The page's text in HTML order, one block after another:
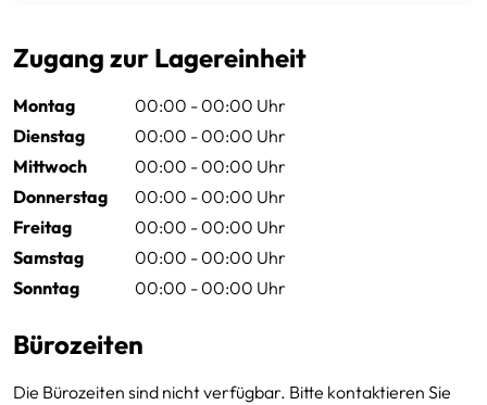
Zugang zur Lagereinheit
Montag
00:00 - 00:00 Uhr
Dienstag
00:00 - 00:00 Uhr
Mittwoch
00:00 - 00:00 Uhr
Donnerstag
00:00 - 00:00 Uhr
Freitag
00:00 - 00:00 Uhr
Samstag
00:00 - 00:00 Uhr
Sonntag
00:00 - 00:00 Uhr
Bürozeiten
Die Bürozeiten sind nicht verfügbar. Bitte kontaktieren Sie